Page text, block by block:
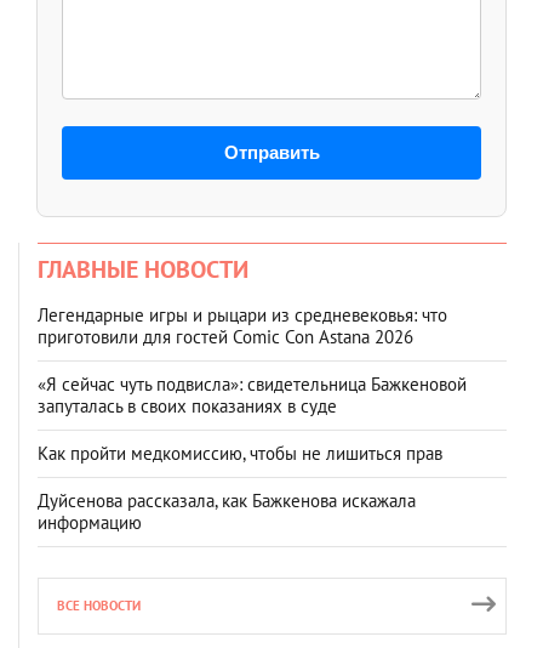
Отправить
ГЛАВНЫЕ НОВОСТИ
Легендарные игры и рыцари из средневековья: что
приготовили для гостей Comic Con Astana 2026
«Я сейчас чуть подвисла»: свидетельница Бажкеновой
запуталась в своих показаниях в суде
Как пройти медкомиссию, чтобы не лишиться прав
Дуйсенова рассказала, как Бажкенова искажала
информацию
ВСЕ НОВОСТИ